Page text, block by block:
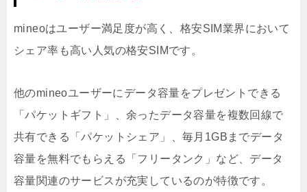
mineoはユーザー満足度が高く、格安SIM業界において
シェア率も高い人気の格安SIMです。
他のmineoユーザーにデータ容量をプレゼントできる
「パケットギフト」、余ったデータ容量を複数回線で
共有できる「パケットシェア」、毎月1GBまでデータ
容量を無料でもらえる「フリータンク」など、データ
容量関連のサービスが充実しているのが特徴です。